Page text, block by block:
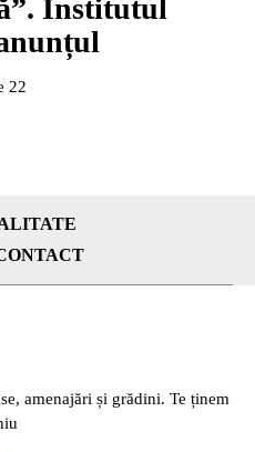
Institutul
22
amenajări și grădini. Te ținem